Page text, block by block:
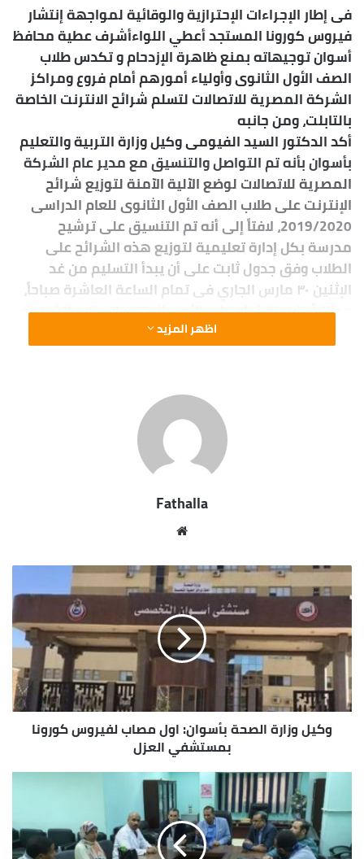
فى إطار الإجراءات الإحترازية والوقائية لمواجهة إنتشار
فيروس كورونا المستجد أعطي اللواءأشرف عطية محافظ
أسوان توجيهاته بمنع ظاهرة الإزدحام و تكدس طلاب
الصف الأول الثانوى وأولياء أمورهم أمام فروع ومراكز
الشركة المصرية للاتصالات لتسلم شرائح الانترنت الخاصة
بالتابلت، ومن جانبه
أكد الدكتور السيد الفيومى وكيل وزارة التربية والتعليم
بأسوان بأنه تم التواصل والتنسيق مع مدير عام الشركة
المصرية للاتصالات لوضع الآلية الآمنة لتوزيع شرائح
الإنترنت على طلاب الصف الأول الثانوى للعام الدراسى
2019/2020، لافتاً إلى أنه تم التنسيق على ترشيح
مدرسة بكل إدارة تعليمية لتوزيع هذه الشرائح على
الطلاب وفق جدول ثابت على أن يبدأ التسليم من غد
الإثنين ٣٠ مارس الجاري فى تمام الساعة العاشرة صباحاً،
مطالباً بضرورة قيام ولى الأمر بالحضور لإستلام الشريحة
الخاصة بنجله الطالب على أن يقدم بطاقة الرقم القومي،
وأيضاً أصل شهادة ميلاد الطالب.
اظهر المزيد
Fathalla
وكيل وزارة الصحة بأسوان: اول مصاب لفيروس كورونا
بمستشفي العزل